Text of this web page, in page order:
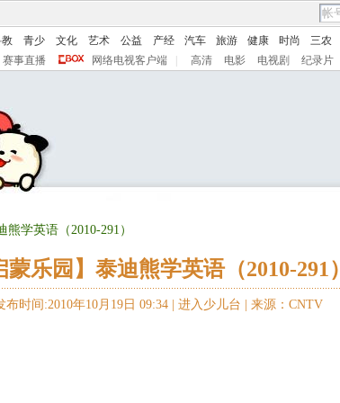
青少 文化 艺术 公益 产经 汽车 旅游 健康 时尚 三农
赛事直播 网络电视客户端 高清 电影 电视剧 纪录片
学英语（2010-291）
蒙乐园】泰迪熊学英语（2010-291）
布时间:2010年10月19日 09:34 | 进入少儿台 来源：CNTV